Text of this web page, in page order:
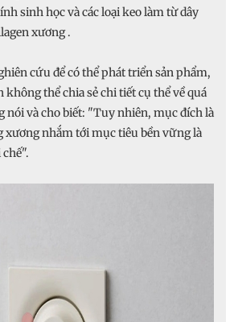
sinh học và các loại keo làm từ dây
xương .
cứu để có thể phát triển sản phẩm,
không thể chia sẻ chi tiết cụ thể về quá
nói và cho biết: "Tuy nhiên, mục đích là
xương nhắm tới mục tiêu bền vững là
chế".